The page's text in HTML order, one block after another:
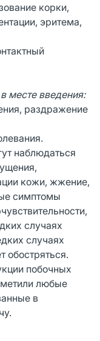
корки,
эритема,
месте введения:
раздражение
наблюдаться
кожи, жжение,
симптомы
случаях
случаях
обостряться.
побочных
любые
в